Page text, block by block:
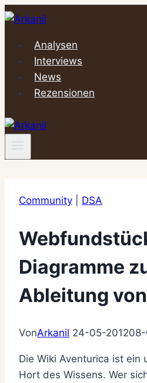
Zum
springenAnalysen
Interviews
News
Rezensionen
Community DSA
Diagramme
Ableitung
VonArkanil 24-05-2012
Die Wiki Aventurica ist ein
Hort des Wissens. Wer